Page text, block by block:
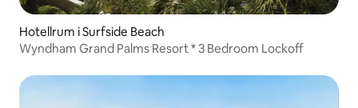
Hotellrum i Surfside Beach
Wyndham Grand Palms Resort * 3 Bedroom Lockoff